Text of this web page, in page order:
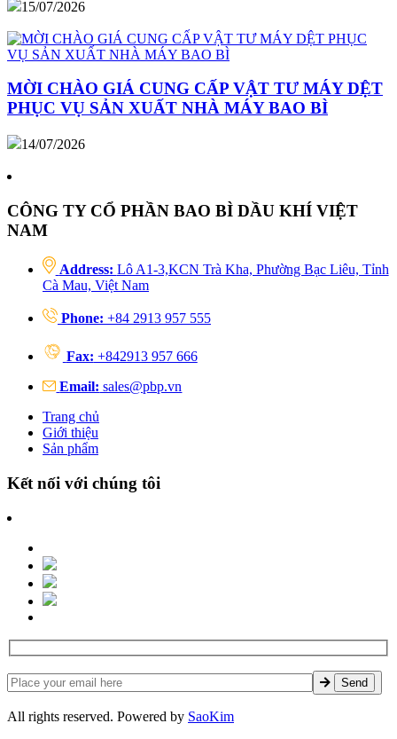
15/07/2026
MỜI CHÀO GIÁ CUNG CẤP VẬT TƯ MÁY DỆT
PHỤC VỤ SẢN XUẤT NHÀ MÁY BAO BÌ
14/07/2026
CÔNG TY CỔ PHẦN BAO BÌ DẦU KHÍ VIỆT
NAM
Address: Lô A1-3,KCN Trà Kha, Phường Bạc Liêu, Tỉnh
Cà Mau, Việt Nam
Phone: +84 2913 957 555
Fax: +842913 957 666
Email: sales@pbp.vn
Trang chủ
Giới thiệu
Sản phẩm
Kết nối với chúng tôi
All rights reserved. Powered by SaoKim